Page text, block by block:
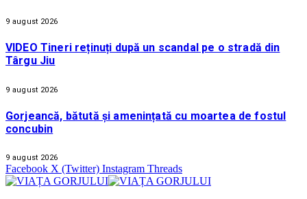
9 august 2026
VIDEO Tineri reținuți după un scandal pe o stradă din
Târgu Jiu
9 august 2026
Gorjeancă, bătută și amenințată cu moartea de fostul
concubin
9 august 2026
Facebook X (Twitter) Instagram Threads